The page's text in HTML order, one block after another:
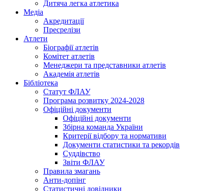
Дитяча легка атлетика
Медіа
Акредитації
Пресрелізи
Атлети
Біографії атлетів
Комітет атлетів
Менеджери та представники атлетів
Академія атлетів
Бібліотека
Статут ФЛАУ
Програма розвитку 2024-2028
Офіційні документи
Офіційні документи
Збірна команда України
Критерії відбору та нормативи
Документи статистики та рекордів
Суддівство
Звіти ФЛАУ
Правила змагань
Анти-допінг
Статистичні довідники